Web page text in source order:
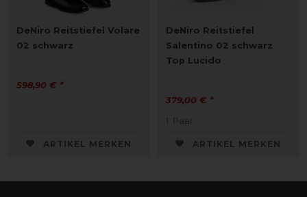
DeNiro Reitstiefel Volare
02 schwarz
598,90 € *
ARTIKEL MERKEN
DeNiro Reitstiefel
Salentino 02 schwarz
Top Lucido
379,00 € *
1 Paar
ARTIKEL MERKEN